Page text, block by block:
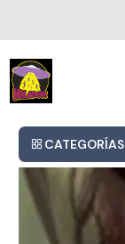
CATEGORÍAS